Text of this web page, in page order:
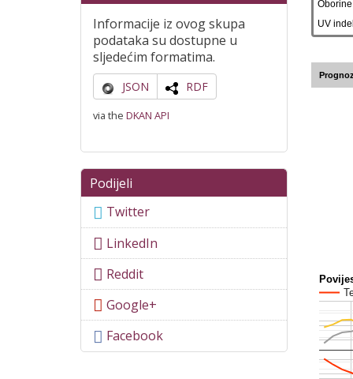
Informacije iz ovog skupa
podataka su dostupne u
sljedećim formatima.
JSON RDF
via the DKAN API
Podijeli
Twitter
LinkedIn
Reddit
Google+
Facebook